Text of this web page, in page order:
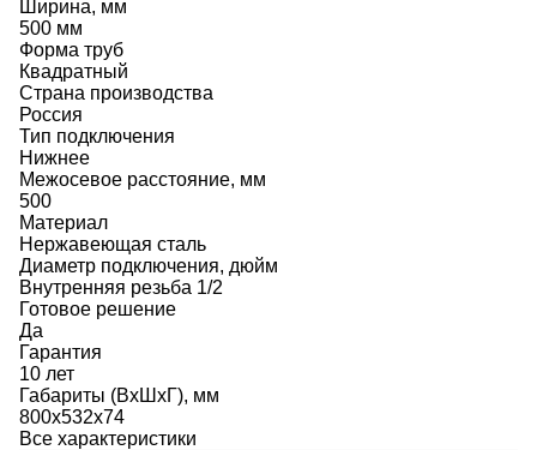
Ширина, мм
500 мм
Форма труб
Квадратный
Страна производства
Россия
Тип подключения
Нижнее
Межосевое расстояние, мм
500
Материал
Нержавеющая сталь
Диаметр подключения, дюйм
Внутренняя резьба 1/2
Готовое решение
Да
Гарантия
10 лет
Габариты (ВхШхГ), мм
800х532х74
Все характеристики